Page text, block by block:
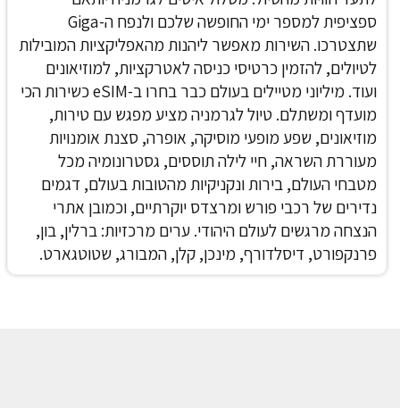
ספציפית למספר ימי החופשה שלכם ולנפח ה-Giga
שתצטרכו. השירות מאפשר ליהנות מהאפליקציות המובילות
לטיולים, להזמין כרטיסי כניסה לאטרקציות, למוזיאונים
ועוד. מיליוני מטיילים בעולם כבר בחרו ב-eSIM כשירות הכי
מועדף ומשתלם.טיול לגרמניה מציע מפגש עם טירות,
מוזיאונים, שפע מופעי מוסיקה, אופרה, סצנת אומנויות
מעוררת השראה, חיי לילה תוססים, גסטרונומיה מכל
מטבחי העולם, בירות ונקניקיות מהטובות בעולם, דגמים
נדירים של רכבי פורש ומרצדס יוקרתיים, וכמובן אתרי
הנצחה מרגשים לעולם היהודי.ערים מרכזיות: ברלין, בון,
פרנקפורט, דיסלדורף, מינכן, קלן, המבורג, שטוטגארט.